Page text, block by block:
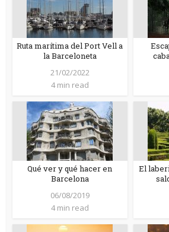
Ruta marítima del Port Vell a
la Barceloneta
21/02/2022
4 min read
Qué ver y qué hacer en
Barcelona
06/08/2019
4 min read
El